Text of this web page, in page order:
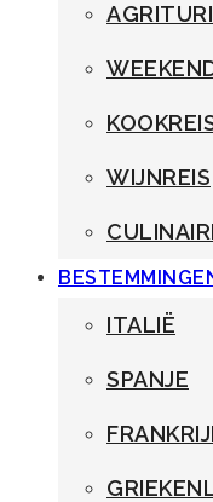
WIJNREIS
ITALIË
SPANJE